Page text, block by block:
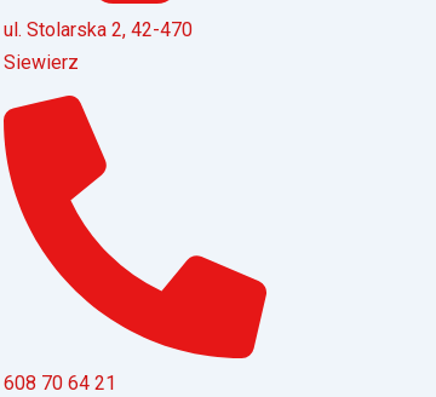
ul. Stolarska 2, 42-470
Siewierz
608 70 64 21